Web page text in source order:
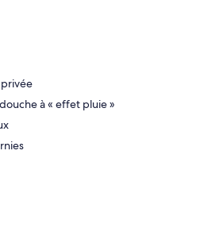
privée
à « effet pluie »